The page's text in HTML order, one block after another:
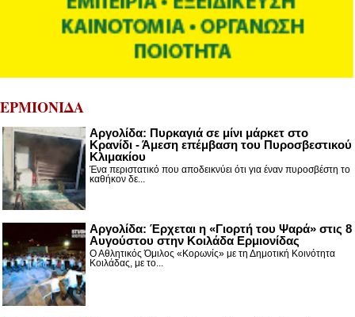
ΕΡΜΙΟΝΙΔΑ
Αργολίδα: Πυρκαγιά σε μίνι μάρκετ στο
Κρανίδι - Άμεση επέμβαση του Πυροσβεστικού
Κλιμακίου
Ένα περιστατικό που αποδεικνύει ότι για έναν πυροσβέστη το
καθήκον δε...
Αργολίδα: Έρχεται η «Γιορτή του Ψαρά» στις 8
Αυγούστου στην Κοιλάδα Ερμιονίδας
Ο Αθλητικός Όμιλος «Κορωνίς» με τη Δημοτική Κοινότητα
Κοιλάδας, με το...